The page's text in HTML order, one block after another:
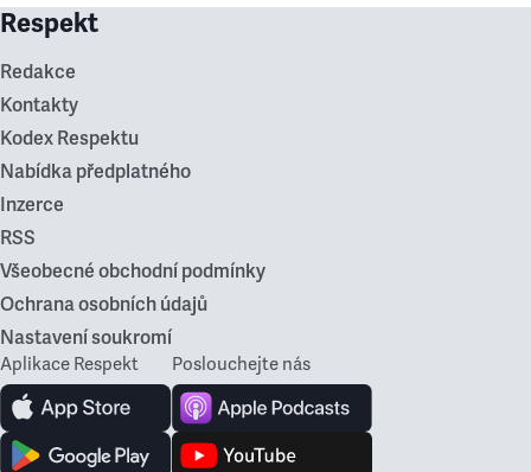
Respekt
Redakce
Kontakty
Kodex Respektu
Nabídka předplatného
Inzerce
RSS
Všeobecné obchodní podmínky
Ochrana osobních údajů
Nastavení soukromí
Aplikace Respekt Poslouchejte nás